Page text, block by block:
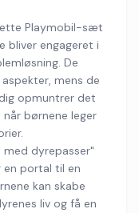
Playmobil-sæt
bliver engageret i
De
mens de
opmuntrer det
børnene leger
dyrepasser"
en portal til en
kan skabe
liv og få en